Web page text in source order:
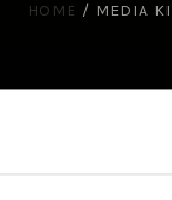
HOME / MEDIA